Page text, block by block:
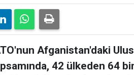
Afganistan'daki
42 ülkeden 64